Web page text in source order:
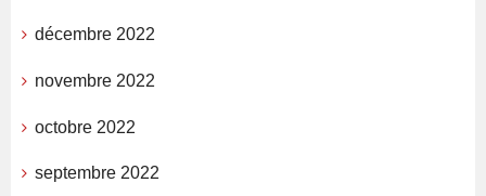
décembre 2022
novembre 2022
octobre 2022
septembre 2022